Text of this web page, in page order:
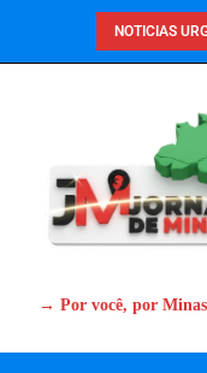
NOTICIAS
→ Por você, por